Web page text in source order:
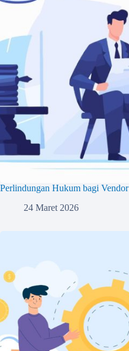
Perlindungan Hukum bagi Vendor
24 Maret 2026